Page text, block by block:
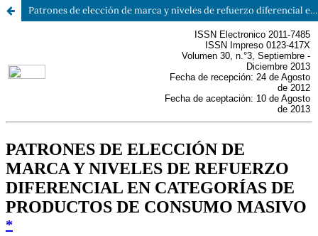
Patrones de elección de marca y niveles de refuerzo diferencial en categorías de productos de consumo masivo